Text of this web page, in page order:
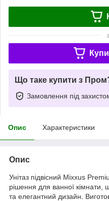
Що таке купити з
Замовлення під
Опис Характеристики
Опис
Унітаз підвісний Mixxus
рішення для ванної кімнати,
та елегантний дизайн.